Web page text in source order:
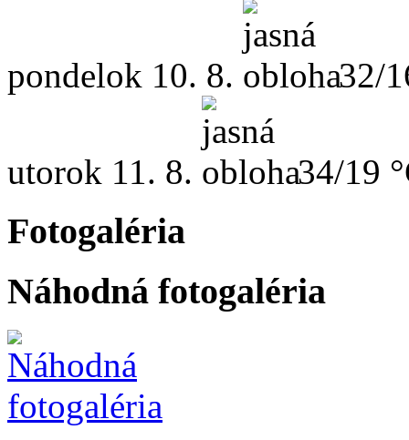
pondelok 10. 8. 32/
utorok 11. 8. 34/19
Fotogaléria
Náhodná fotogaléria